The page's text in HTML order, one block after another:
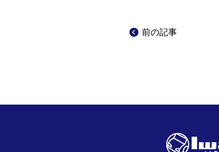
前の記事